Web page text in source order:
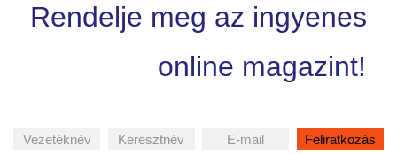
Rendelje meg az ingyenes
online magazint!